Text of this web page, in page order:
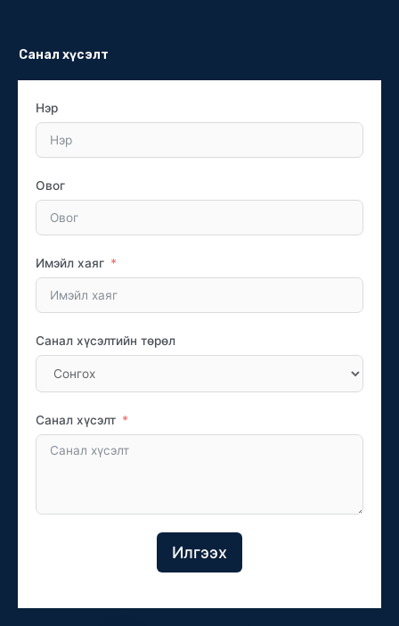
Санал хүсэлт
Нэр
Овог
Имэйл хаяг
Санал хүсэлтийн төрөл
Санал хүсэлт
Илгээх